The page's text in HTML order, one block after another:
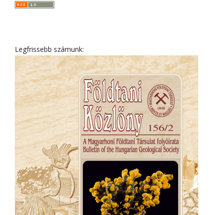
Legfrissebb számunk: